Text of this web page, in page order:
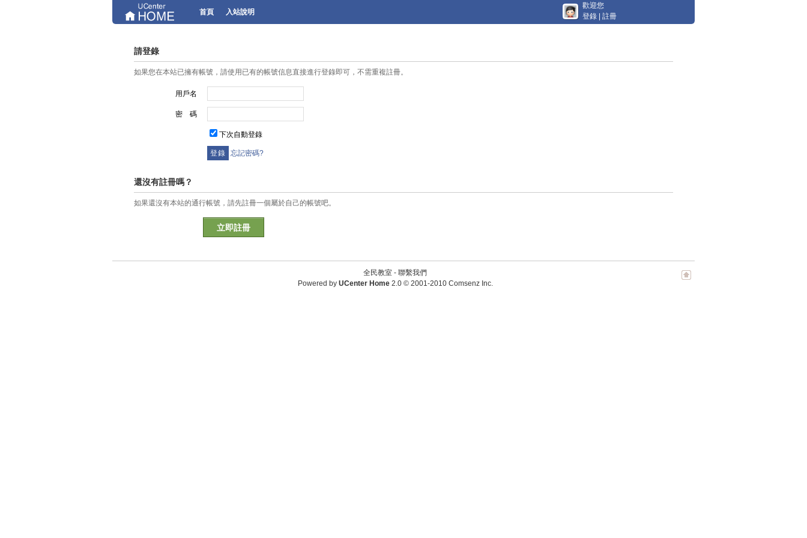
首頁 入站說明
歡迎您
登錄
註冊
請登錄
如果您在本站已擁有帳號，請使用已有的帳號信息直接進行登錄即可，不需重複註冊。
用戶名
密 碼
下次自動登錄
忘記密碼?
還沒有註冊嗎？
如果還沒有本站的通行帳號，請先註冊一個屬於自己的帳號吧。
立即註冊
全民教室 - 聯繫我們
Powered by UCenter Home 2.0© 2001-2010 Comsenz Inc.